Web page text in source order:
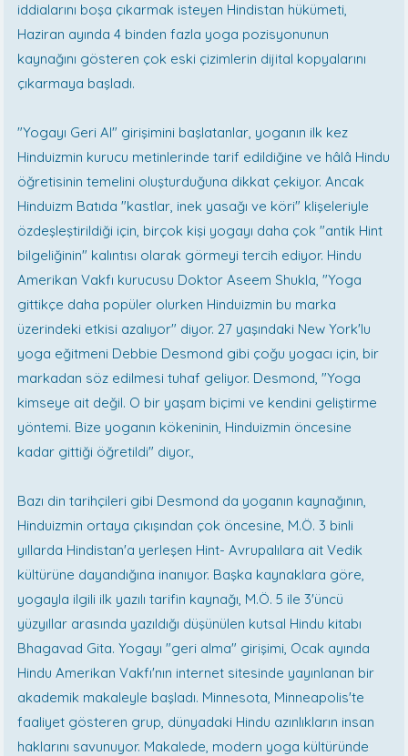
iddialarını boşa çıkarmak isteyen Hindistan hükümeti,
Haziran ayında 4 binden fazla yoga pozisyonunun
kaynağını gösteren çok eski çizimlerin dijital kopyalarını
çıkarmaya başladı.
"Yogayı Geri Al" girişimini başlatanlar, yoganın ilk kez
Hinduizmin kurucu metinlerinde tarif edildiğine ve hâlâ Hindu
öğretisinin temelini oluşturduğuna dikkat çekiyor. Ancak
Hinduizm Batıda "kastlar, inek yasağı ve köri" klişeleriyle
özdeşleştirildiği için, birçok kişi yogayı daha çok "antik Hint
bilgeliğinin" kalıntısı olarak görmeyi tercih ediyor. Hindu
Amerikan Vakfı kurucusu Doktor Aseem Shukla, "Yoga
gittikçe daha popüler olurken Hinduizmin bu marka
üzerindeki etkisi azalıyor" diyor. 27 yaşındaki New York'lu
yoga eğitmeni Debbie Desmond gibi çoğu yogacı için, bir
markadan söz edilmesi tuhaf geliyor. Desmond, "Yoga
kimseye ait değil. O bir yaşam biçimi ve kendini geliştirme
yöntemi. Bize yoganın kökeninin, Hinduizmin öncesine
kadar gittiği öğretildi" diyor.,
Bazı din tarihçileri gibi Desmond da yoganın kaynağının,
Hinduizmin ortaya çıkışından çok öncesine, M.Ö. 3 binli
yıllarda Hindistan'a yerleşen Hint- Avrupalılara ait Vedik
kültürüne dayandığına inanıyor. Başka kaynaklara göre,
yogayla ilgili ilk yazılı tarifin kaynağı, M.Ö. 5 ile 3'üncü
yüzyıllar arasında yazıldığı düşünülen kutsal Hindu kitabı
Bhagavad Gita. Yogayı "geri alma" girişimi, Ocak ayında
Hindu Amerikan Vakfı'nın internet sitesinde yayınlanan bir
akademik makaleyle başladı. Minnesota, Minneapolis'te
faaliyet gösteren grup, dünyadaki Hindu azınlıkların insan
haklarını savunuyor. Makalede, modern yoga kültüründe